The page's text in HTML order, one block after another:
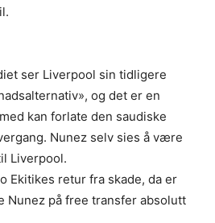
ser Liverpool sin tidligere
og det er en
kan forlate den saudiske
Nunez selv sies å være
Liverpool.
Ekitikes retur fra skade, da er
Nunez på free transfer absolutt